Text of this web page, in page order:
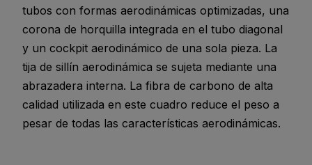
tubos con formas aerodinámicas optimizadas, una
corona de horquilla integrada en el tubo diagonal
y un cockpit aerodinámico de una sola pieza. La
tija de sillín aerodinámica se sujeta mediante una
abrazadera interna. La fibra de carbono de alta
calidad utilizada en este cuadro reduce el peso a
pesar de todas las características aerodinámicas.